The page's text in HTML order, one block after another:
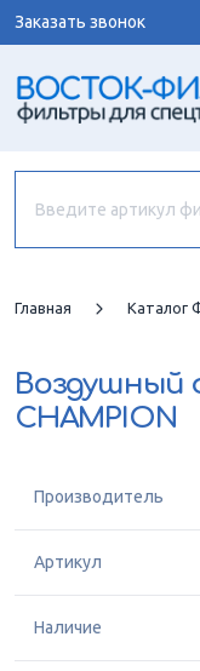
Заказать звонок
Главная Каталог
Воздушный
CHAMPION
Производитель
Артикул
Наличие